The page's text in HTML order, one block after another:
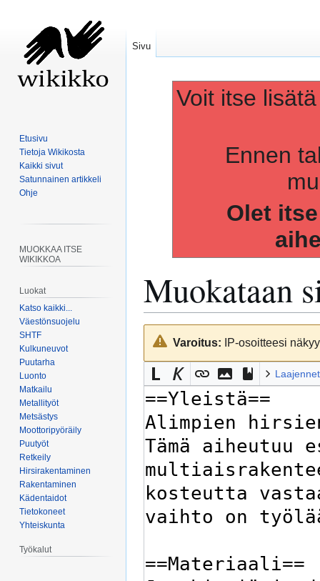
Voit itse
Ennen
Olet
Muokataan
Siirry
navigaatioon
Siirry
hakuunVaroitus: IP-osoitteesi
Sivu
Etusivu
Tietoja Wikikosta
Kaikki sivut
Satunnainen artikkeli
Ohje
MUOKKAA ITSE
WIKIKKOA
Luokat
Katso kaikki...
Väestönsuojelu
SHTF
Kulkuneuvot
Puutarha
Luonto
Matkailu
Metallityöt
Metsästys
Moottoripyöräily
Puutyöt
Retkeily
Hirsirakentaminen
Rakentaminen
Kädentaidot
Tietokoneet
Yhteiskunta
Työkalut